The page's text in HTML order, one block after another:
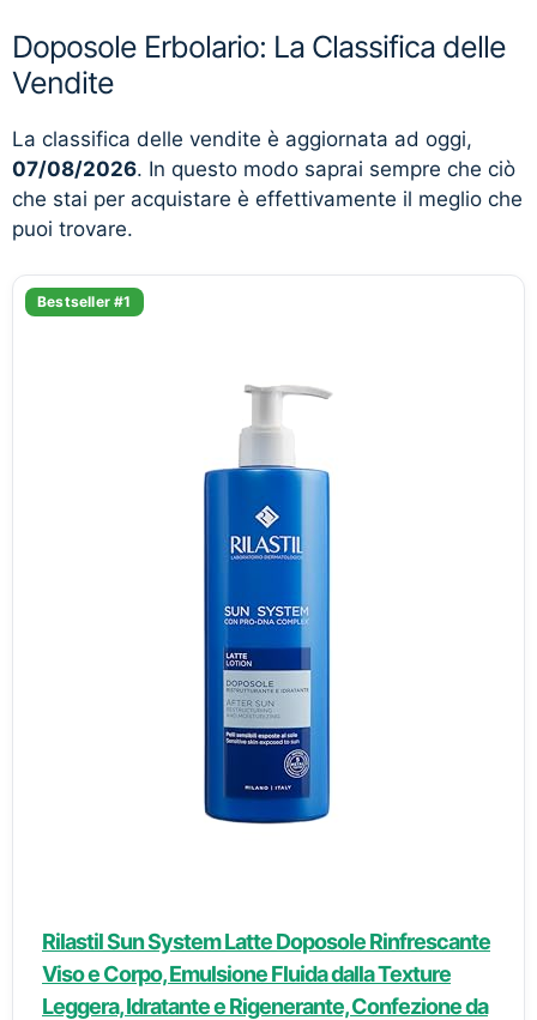
Doposole Erbolario: La Classifica delle
Vendite
La classifica delle vendite è aggiornata ad oggi,
07/08/2026. In questo modo saprai sempre che ciò
che stai per acquistare è effettivamente il meglio che
puoi trovare.
Bestseller #1
Rilastil Sun System Latte Doposole Rinfrescante
Viso e Corpo, Emulsione Fluida dalla Texture
Leggera, Idratante e Rigenerante, Confezione da